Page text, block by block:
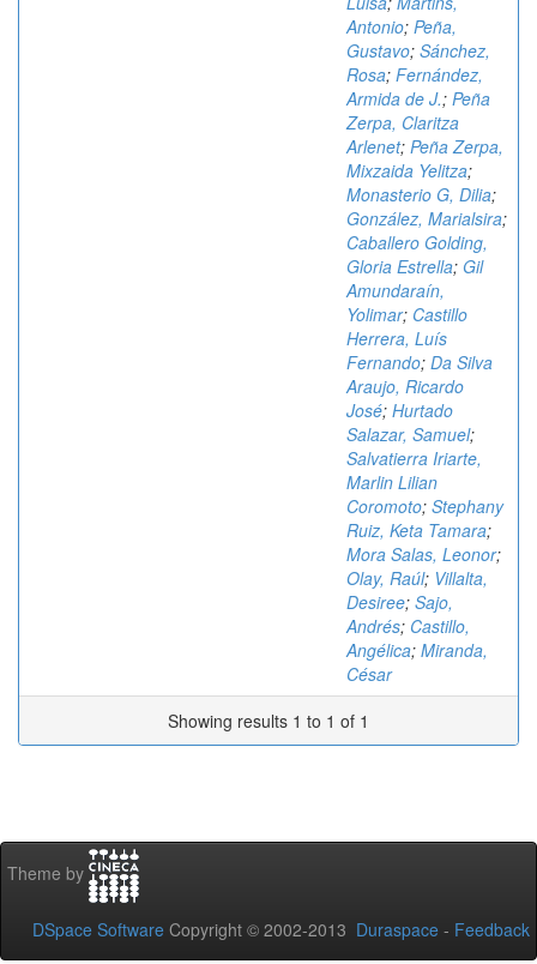
Antonio; Peña,
Gustavo; Sánchez,
Rosa; Fernández,
Armida de J.; Peña
Zerpa, Claritza
Arlenet; Peña Zerpa,
Mixzaida Yelitza;
Monasterio G, Dilia;
González, Marialsira;
Caballero Golding,
Gloria Estrella; Gil
Amundaraín,
Yolimar; Castillo
Herrera, Luís
Fernando; Da Silva
Araujo, Ricardo
José; Hurtado
Salazar, Samuel;
Salvatierra Iriarte,
Marlin Lilian
Coromoto; Stephany
Ruiz, Keta Tamara;
Mora Salas, Leonor;
Olay, Raúl; Villalta,
Desiree; Sajo,
Andrés; Castillo,
Angélica; Miranda,
César
Showing results 1 to 1 of 1
Theme by
DSpace Software Copyright © 2002-2013 Duraspace - Feedback